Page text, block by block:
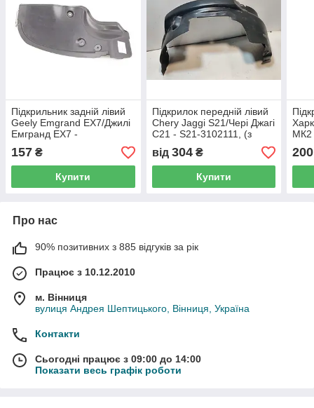
Підкрильник задній лівий
Geely Emgrand EX7/Джилі
Емгранд EX7 -
1018010358
157 ₴
Купити
Підкрилок передній лівий
Chery Jaggi S21/Чері Джагі
С21 - S21-3102111, (з
розбірки)
від 304₴
Купити
МК2
200
Про нас
90% позитивних з 885 відгуків за рік
Працює з 10.12.2010
м. Вінниця
вулиця Андрея Шептицького, Вінниця, Україна
Контакти
Сьогодні працює з 09:00 до 14:00
Показати весь графік роботи